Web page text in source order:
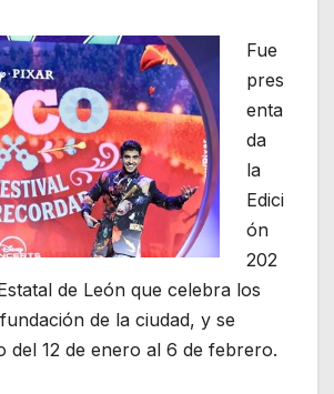
Fue
pres
enta
da
la
Edici
ón
202
de León que celebra los
de la ciudad, y se
del 12 de enero al 6 de febrero.